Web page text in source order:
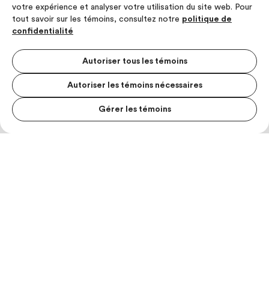
votre expérience et analyser votre utilisation du site web. Pour
tout savoir sur les témoins, consultez notre politique de
confidentialité
Autoriser tous les témoins
Autoriser les témoins nécessaires
Gérer les témoins
MENU